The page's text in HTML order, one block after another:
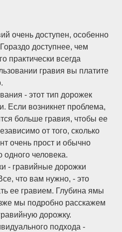
очень доступен, особенно
доступнее, чем
практически всегда
гравия вы платите
- этот тип дорожек
Если возникнет проблема,
больше гравия, чтобы ее
от того, сколько
очень прост и обычно
одного человека.
- гравийные дорожки
что вам нужно, - это
ее гравием. Глубина ямы
мы подробно расскажем
дорожку.
подхода -